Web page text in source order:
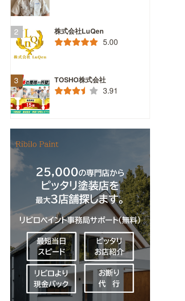
50坪
￥748,000
￥673,000
￥835,000 (税込)
￥751,000(税込)
通常￥922,000
通常￥1,019,000(税込)
￥917,000
株式会社LuQen
5.00
TOSHO株式会社
3.91